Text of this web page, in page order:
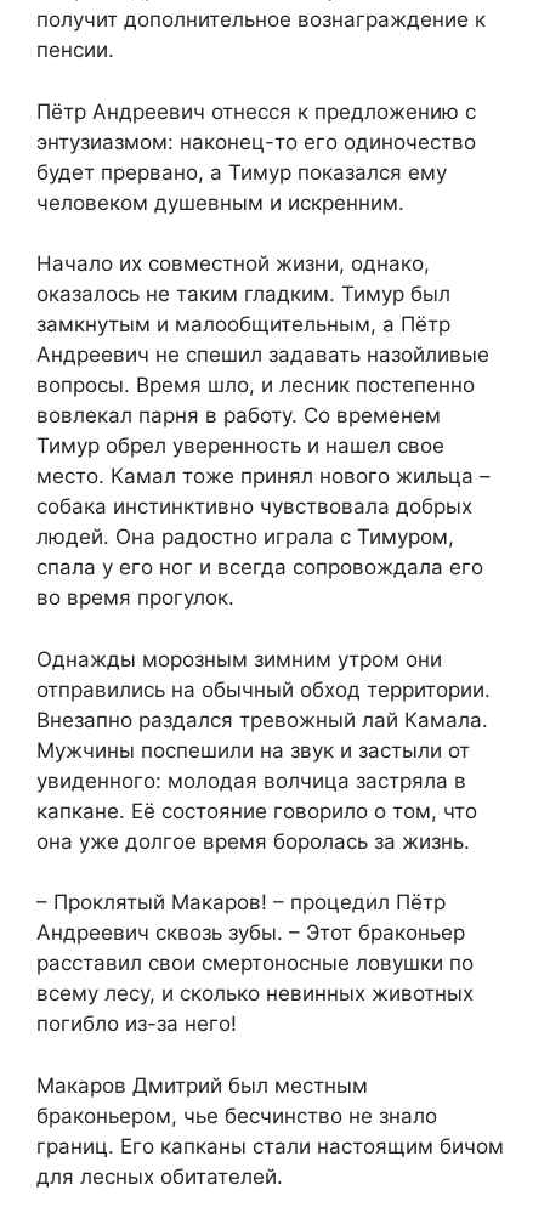
получит дополнительное вознаграждение к
пенсии.
Пётр Андреевич отнесся к предложению с
энтузиазмом: наконец-то его одиночество
будет прервано, а Тимур показался ему
человеком душевным и искренним.
Начало их совместной жизни, однако,
оказалось не таким гладким. Тимур был
замкнутым и малообщительным, а Пётр
Андреевич не спешил задавать назойливые
вопросы. Время шло, и лесник постепенно
вовлекал парня в работу. Со временем
Тимур обрел уверенность и нашел свое
место. Камал тоже принял нового жильца –
собака инстинктивно чувствовала добрых
людей. Она радостно играла с Тимуром,
спала у его ног и всегда сопровождала его
во время прогулок.
Однажды морозным зимним утром они
отправились на обычный обход территории.
Внезапно раздался тревожный лай Камала.
Мужчины поспешили на звук и застыли от
увиденного: молодая волчица застряла в
капкане. Её состояние говорило о том, что
она уже долгое время боролась за жизнь.
– Проклятый Макаров! – процедил Пётр
Андреевич сквозь зубы. – Этот браконьер
расставил свои смертоносные ловушки по
всему лесу, и сколько невинных животных
погибло из-за него!
Макаров Дмитрий был местным
браконьером, чье бесчинство не знало
границ. Его капканы стали настоящим бичом
для лесных обитателей.